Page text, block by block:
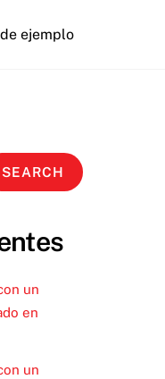
ejemplo
SEARCH
un
en
un